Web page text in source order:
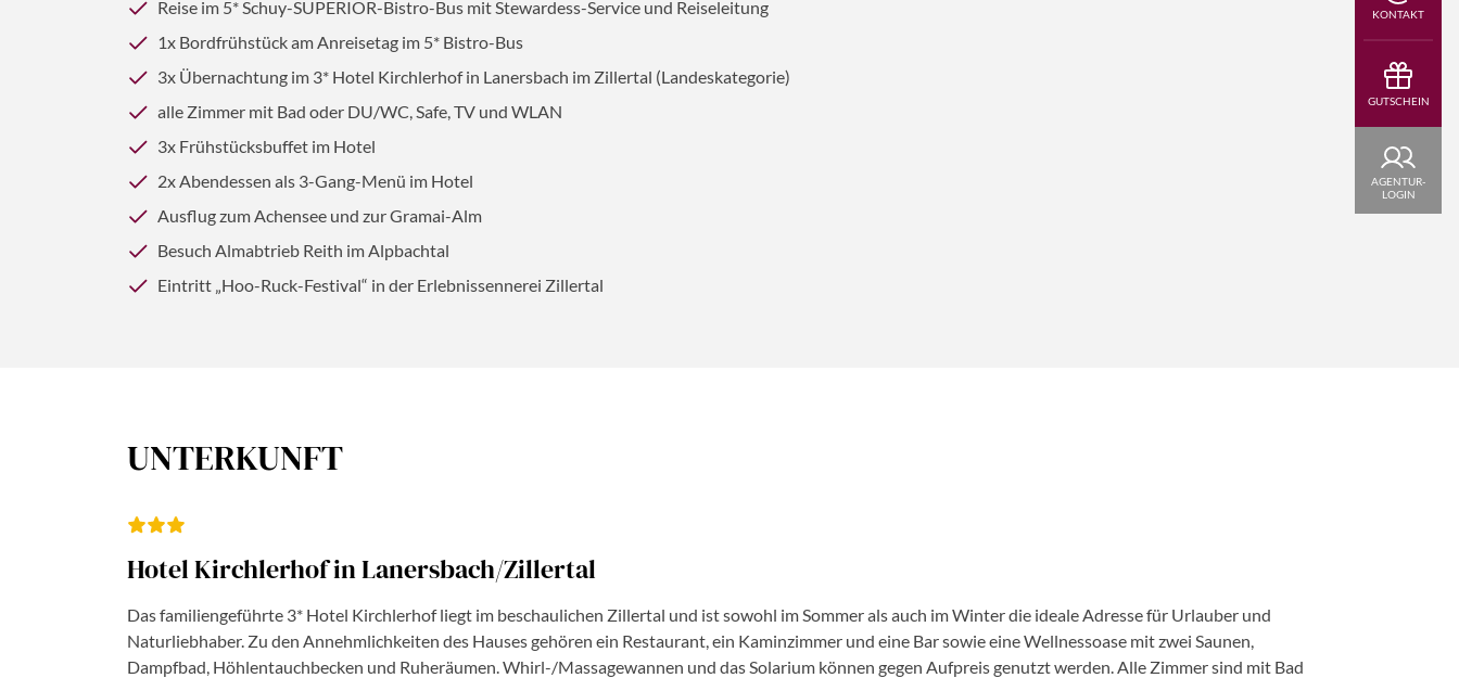
die Künstler der Volksmusik. Rückfahrt zum Hotel.
Reise im 5* Schuy-SUPERIOR-Bistro-Bus mit Stewardess-Service und Reiseleitung
1x Bordfrühstück am Anreisetag im 5* Bistro-Bus
3x Übernachtung im 3* Hotel Kirchlerhof in Lanersbach im Zillertal (Landeskategorie)
alle Zimmer mit Bad oder DU/WC, Safe, TV und WLAN
3x Frühstücksbuffet im Hotel
2x Abendessen als 3-Gang-Menü im Hotel
Ausflug zum Achensee und zur Gramai-Alm
Besuch Almabtrieb Reith im Alpbachtal
Eintritt „Hoo-Ruck-Festival“ in der Erlebnissennerei Zillertal
UNTERKUNFT
Hotel Kirchlerhof in Lanersbach/Zillertal
Das familiengeführte 3* Hotel Kirchlerhof liegt im beschaulichen Zillertal und ist sowohl im Sommer als auch im Winter die ideale Adresse für Urlauber und
Naturliebhaber. Zu den Annehmlichkeiten des Hauses gehören ein Restaurant, ein Kaminzimmer und eine Bar sowie eine Wellnessoase mit zwei Saunen,
Dampfbad, Höhlentauchbecken und Ruheräumen. Whirl-/Massagewannen und das Solarium können gegen Aufpreis genutzt werden. Alle Zimmer sind mit Bad
KONTAKT
GUTSCHEIN
AGENTUR-
LOGIN